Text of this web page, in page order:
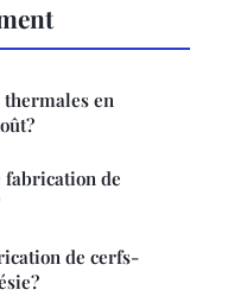
en
de
de cerfs-